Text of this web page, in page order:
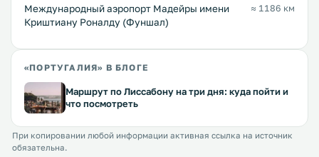
Международный аэропорт Мадейры имени
Криштиану Роналду (Фуншал)
≈ 1186 км
«ПОРТУГАЛИЯ» В БЛОГЕ
Маршрут по Лиссабону на три дня: куда пойти и
что посмотреть
При копировании любой информации активная ссылка на источник
обязательна.